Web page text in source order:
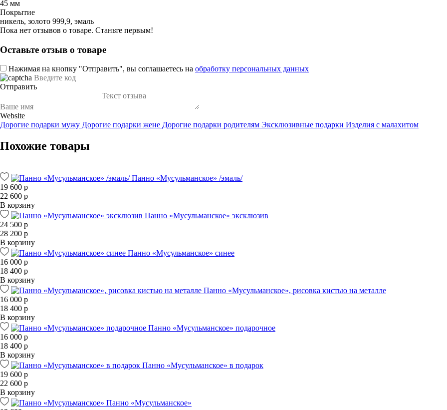
45 мм
Покрытие
никель, золото 999,9, эмаль
Пока нет отзывов о товаре. Станьте первым!
Оставьте отзыв о товаре
Нажимая на кнопку "Отправить", вы соглашаетесь на обработку персональных данных
Отправить
Website
Дорогие подарки мужу Дорогие подарки жене Дорогие подарки родителям Эксклюзивные подарки Изделия с малахитом
Похожие товары
Панно «Мусульманское» /эмаль/
19 600 р
22 600 р
В корзину
Панно «Мусульманское» эксклюзив
24 500 р
28 200 р
В корзину
Панно «Мусульманское» синее
16 000 р
18 400 р
В корзину
Панно «Мусульманское», рисовка кистью на металле
16 000 р
18 400 р
В корзину
Панно «Мусульманское» подарочное
16 000 р
18 400 р
В корзину
Панно «Мусульманское» в подарок
19 600 р
22 600 р
В корзину
Панно «Мусульманское»